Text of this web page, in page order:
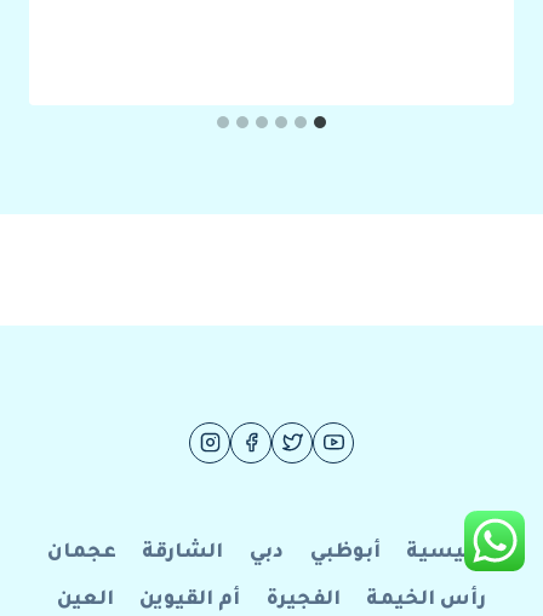
الرئيسية أبوظبي دبي الشارقة عجمان
رأس الخيمة الفجيرة أم القيوين العين